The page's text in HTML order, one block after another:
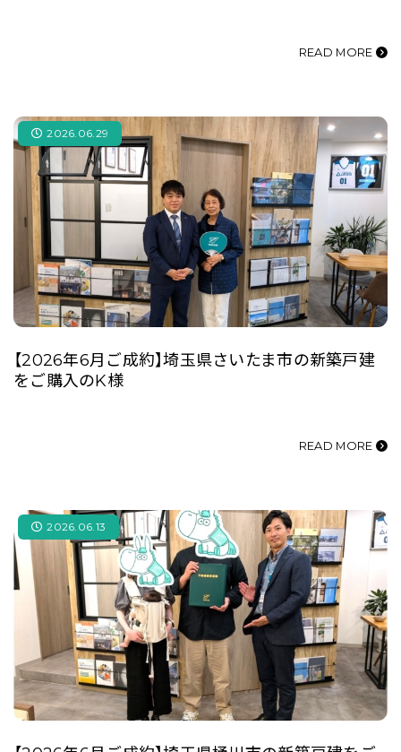
READ MORE
2026.06.29
【2026年6月ご成約】埼玉県さいたま市の新築戸建
をご購入のK様
READ MORE
2026.06.13